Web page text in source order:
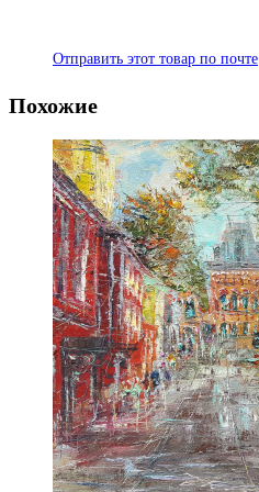
Отправить этот товар по почте
Похожие